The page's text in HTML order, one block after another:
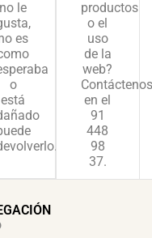
no le
es
o
está
productos
o el
uso
de la
web?
Contáctenos
en el
91
448
98
37.